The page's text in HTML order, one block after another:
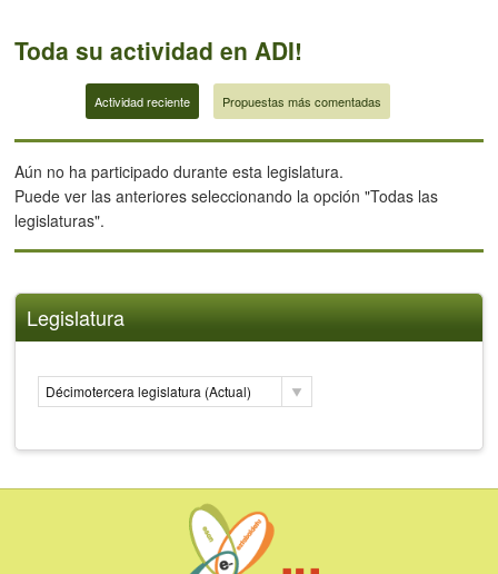
Toda su actividad en ADI!
Actividad reciente Propuestas más comentadas
Aún no ha participado durante esta legislatura.
Puede ver las anteriores seleccionando la opción "Todas las
legislaturas".
Legislatura
Décimotercera legislatura (Actual)